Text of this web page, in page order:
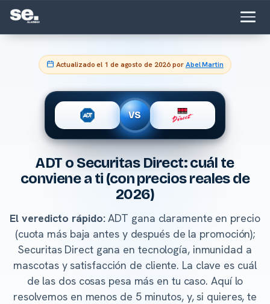
Actualizado el 1 de agosto de 2026porAbel Martin
VS
ADT o Securitas Direct: cuál te
conviene a ti (con precios reales de
2026)
El veredicto rápido:ADT gana claramente en precio
(cuota más baja antes y después de la promoción);
Securitas Direct gana en tecnología, inmunidad a
mascotas y satisfacción de cliente. La clave es cuál
de las dos cosas pesa más en tu caso. Aquí lo
resolvemos en menos de 5 minutos, y, si quieres, te